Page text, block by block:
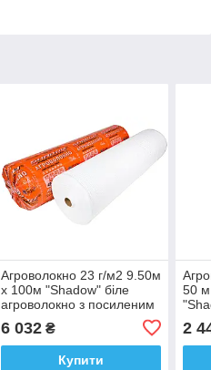
Агроволокно 23 г/м2 9.50м
х 100м "Shadow" біле
агроволокно з посиленим
6 032₴
Купити
50
2